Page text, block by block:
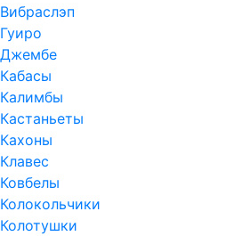
Вибраслэп
Гуиро
Джембе
Кабасы
Калимбы
Кастаньеты
Кахоны
Клавес
Ковбелы
Колокольчики
Колотушки